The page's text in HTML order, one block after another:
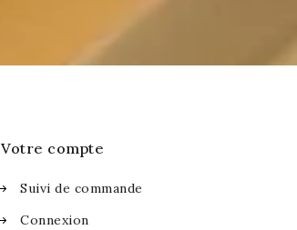
Votre compte
Suivi de commande
Connexion